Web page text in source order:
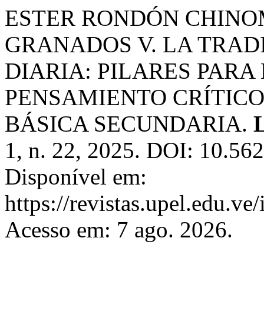
ESTER RONDÓN
GRANADOS V. LA
DIARIA: PILARES
PENSAMIENTO
BÁSICA SECUNDARIA.
1, n. 22, 2025. DOI:
Disponível em:
https://
Acesso em: 7 ago. 2026.